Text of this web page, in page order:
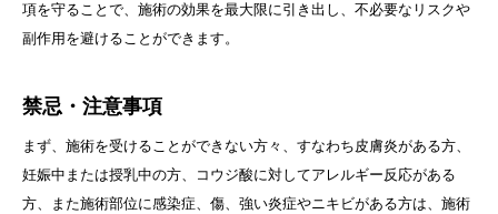
項を守ることで、施術の効果を最大限に引き出し、不必要なリスクや
副作用を避けることができます。
禁忌・注意事項
まず、施術を受けることができない方々、すなわち皮膚炎がある方、
妊娠中または授乳中の方、コウジ酸に対してアレルギー反応がある
方、また施術部位に感染症、傷、強い炎症やニキビがある方は、施術